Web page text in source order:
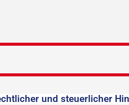
und steuerlicher